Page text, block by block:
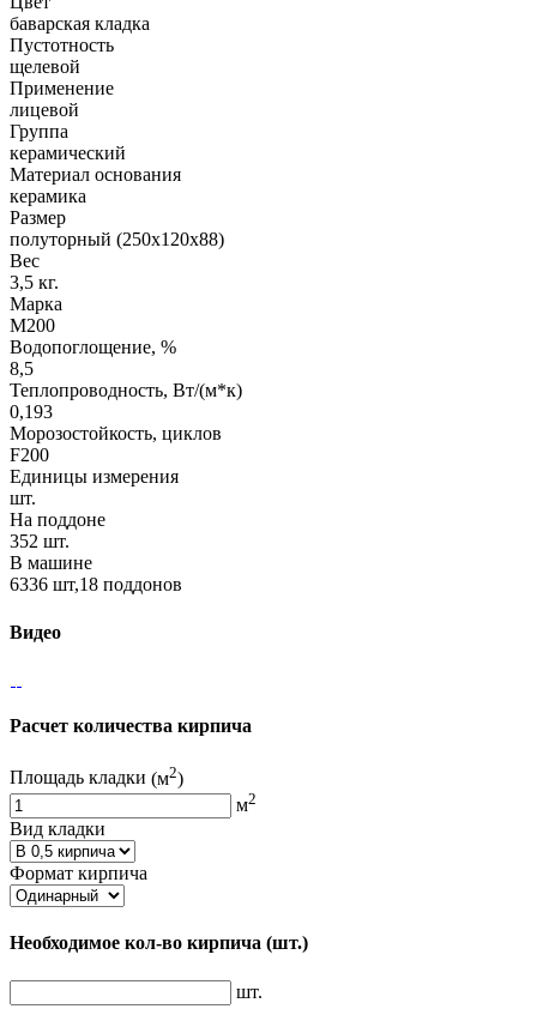
баварская кладка
Пустотность
щелевой
Применение
лицевой
Группа
керамический
Материал основания
керамика
Размер
полуторный (250х120х88)
Вес
3,5 кг.
Марка
М200
Водопоглощение, %
8,5
Теплопроводность, Вт/(м*к)
0,193
Морозостойкость, циклов
F200
Единицы измерения
шт.
На поддоне
352 шт.
В машине
6336 шт,18 поддонов
Видео
Расчет количества кирпича
Площадь кладки (м2)
м2
Вид кладки
Формат кирпича
Необходимое кол-во кирпича (шт.)
шт.